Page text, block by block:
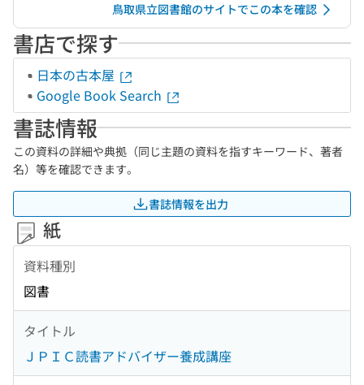
鳥取県立図書館のサイトでこの本を確認
書店で探す
日本の古本屋
Google Book Search
書誌情報
この資料の詳細や典拠（同じ主題の資料を指すキーワード、著者
名）等を確認できます。
書誌情報を出力
紙
資料種別
図書
タイトル
ＪＰＩＣ読書アドバイザー養成講座